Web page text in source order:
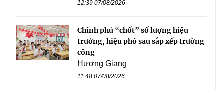
12:39 07/08/2026
Chính phủ “chốt” số lượng hiệu
trưởng, hiệu phó sau sắp xếp trường
công
Hương Giang
11:48 07/08/2026